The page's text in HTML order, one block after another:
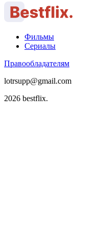
Фильмы
Сериалы
Правообладателям
lotrsupp@gmail.com
2026 bestflix.